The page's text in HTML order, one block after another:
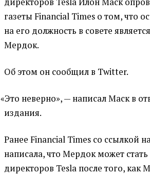
газеты Financial Times о том, что
на его должность в совете
Мердок.
Об этом он сообщил в Twitter.
«Это неверно», — написал Маск в
издания.
Ранее Financial Times со ссылкой
написала, что Мердок может
директоров Tesla после того, как